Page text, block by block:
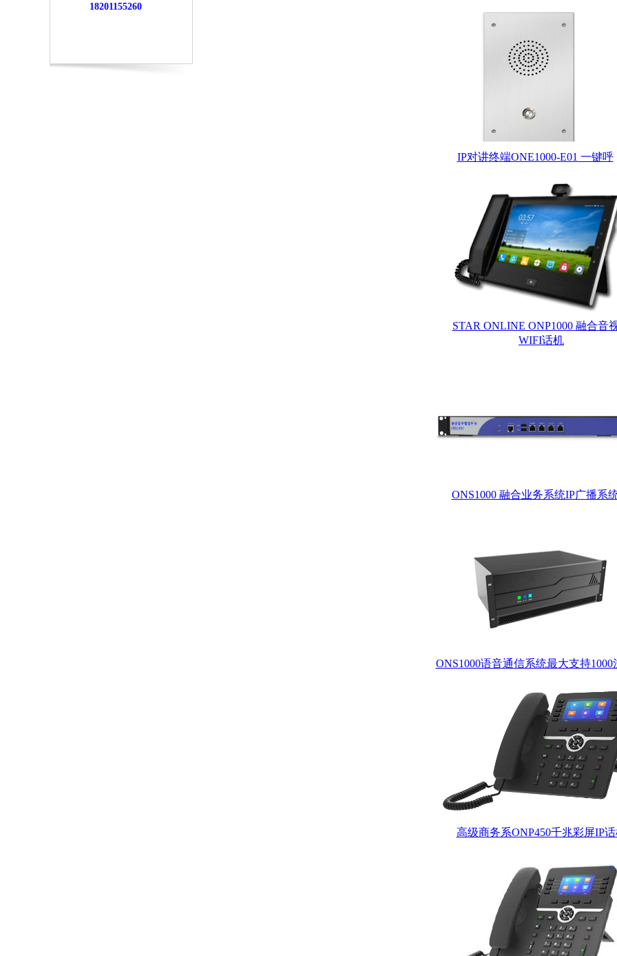
18201155260
IP对讲终端ONE1000-E01 一键呼
STAR ONLINE ONP1000 融合音
WIFI话机
ONS1000 融合业务系统IP广播系
ONS1000语音通信系统最大支持1000
高级商务系ONP450千兆彩屏IP